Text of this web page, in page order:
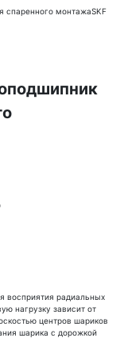
спаренного монтажаSKF
восприятия радиальных
нагрузку зависит от
центров шариков
шарика с дорожкой